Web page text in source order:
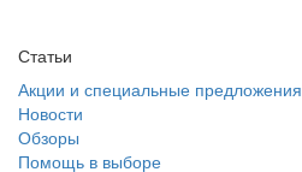
Статьи
Акции и специальные предложения
Новости
Обзоры
Помощь в выборе